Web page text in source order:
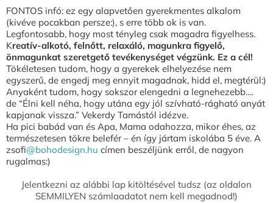
FONTOS infó: ez egy alapvetően gyerekmentes alkalom
(kivéve pocakban persze:), s erre több ok is van.
Legfontosabb, hogy most tényleg csak magadra figyelhess.
Kreatív-alkotó, felnőtt, relaxáló, magunkra figyelő,
önmagunkat szeretgető tevékenységet végzünk. Ez a cél!
Tökéletesen tudom, hogy a gyerekek elhelyezése nem
egyszerű, de engedj meg ennyit magadnak, hidd el, megtérül:)
Anyaként tudom, hogy sokszor elengedni a legnehezebb….
de “Élni kell néha, hogy utána egy jól szívható-rágható anyát
kapjanak vissza.” Vekerdy Tamástól idézve.
Ha pici babád van és Apa, Mama odahozza, mikor éhes, az
természetesen tökre belefér – én így jártam iskolába 5 éve. A
zsofi@bohodesign.hu címen beszéljünk erről, de nagyon
rugalmas:)
Jelentkezni az alábbi lap kitöltésével tudsz (az oldalon
SEMMILYEN számlaadatot nem kell megadnod!)